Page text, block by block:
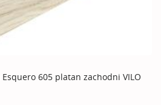
605 platan zachodni VILO